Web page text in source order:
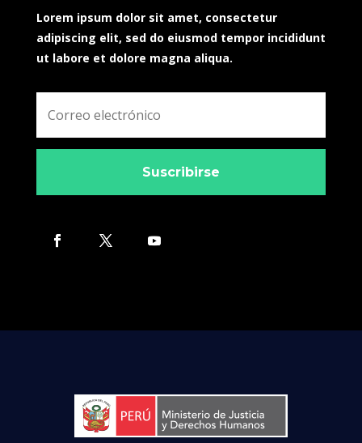
Lorem ipsum dolor sit amet, consectetur
adipiscing elit, sed do eiusmod tempor incididunt
ut labore et dolore magna aliqua.
Suscribirse